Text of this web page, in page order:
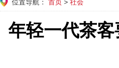
位置导航： 首页 > 社会
年轻一代茶